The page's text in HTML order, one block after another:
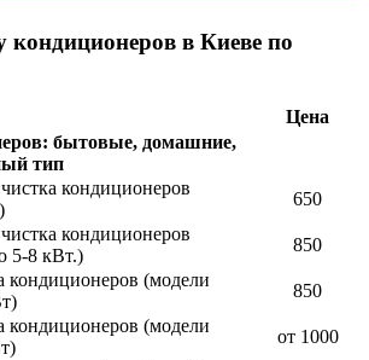
кондиционеров в Киеве по
Цена
бытовые, домашние,
тип
кондиционеров
650
кондиционеров
5-8 кВт.)
850
кондиционеров (модели
850
кондиционеров (модели
от 1000